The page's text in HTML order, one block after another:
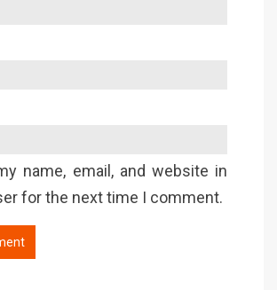
name, email, and website in
for the next time I comment.